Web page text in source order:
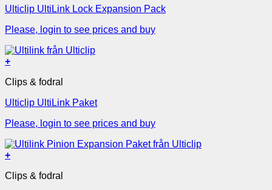
Ulticlip UltiLink Lock Expansion Pack
Please, login to see prices and buy
+
Clips & fodral
Ulticlip UltiLink Paket
Please, login to see prices and buy
+
Clips & fodral